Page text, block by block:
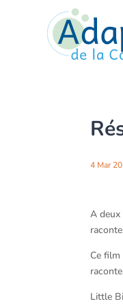
4 Mar
A deux
Ce
Little